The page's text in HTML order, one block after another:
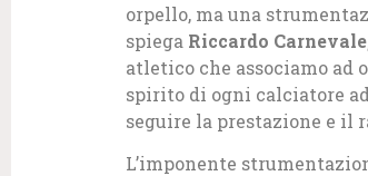
orpello, ma una
spiega Riccardo
atletico che associamo
spirito di ogni calciatore
seguire la prestazione e il
L’imponente